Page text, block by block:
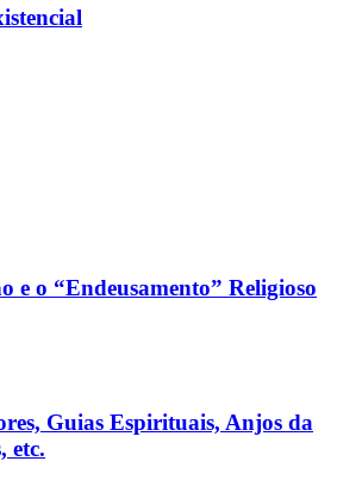
e o “Endeusamento” Religioso
Guias Espirituais, Anjos da
etc.